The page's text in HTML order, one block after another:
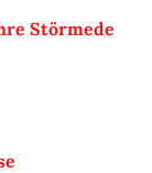
Störmede